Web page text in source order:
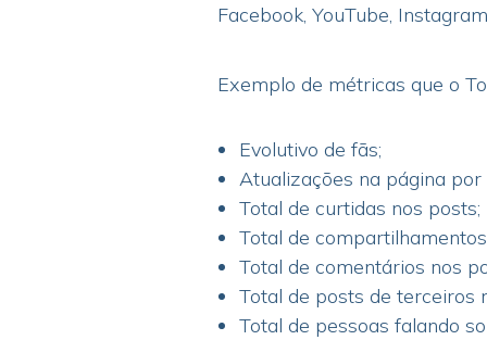
Facebook, YouTube,
Exemplo de métricas que o
Evolutivo de fãs;
Atualizações na página por
Total de curtidas nos posts;
Total de
Total de comentários nos
Total de posts de terceiros
Total de pessoas falando